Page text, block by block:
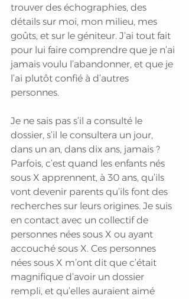
trouver des échographies, des
détails sur moi, mon milieu, mes
goûts, et sur le géniteur. J’ai tout fait
pour lui faire comprendre que je n’ai
jamais voulu l’abandonner, et que je
l’ai plutôt confié à d’autres
personnes.
Je ne sais pas s’il a consulté le
dossier, s’il le consultera un jour,
dans un an, dans dix ans, jamais ?
Parfois, c’est quand les enfants nés
sous X apprennent, à 30 ans, qu’ils
vont devenir parents qu’ils font des
recherches sur leurs origines. Je suis
en contact avec un collectif de
personnes nées sous X ou ayant
accouché sous X. Ces personnes
nées sous X m’ont dit que c’était
magnifique d’avoir un dossier
rempli, et qu’elles auraient aimé